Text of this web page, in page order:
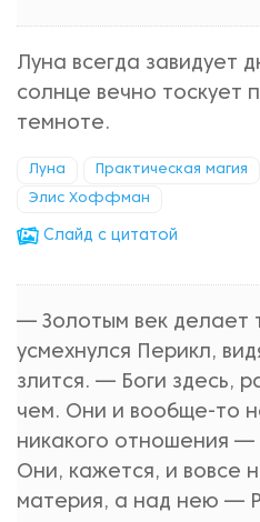
Луна всегда завидует
солнце вечно тоскует
темноте.
Луна Практическая магия
Элис Хоффман
Cлайд с цитатой
— Золотым век делает
усмехнулся Перикл,
злится. — Боги здесь,
чем. Они и вообще-то
никакого отношения —
Они, кажется, и вовсе
материя, а над нею —